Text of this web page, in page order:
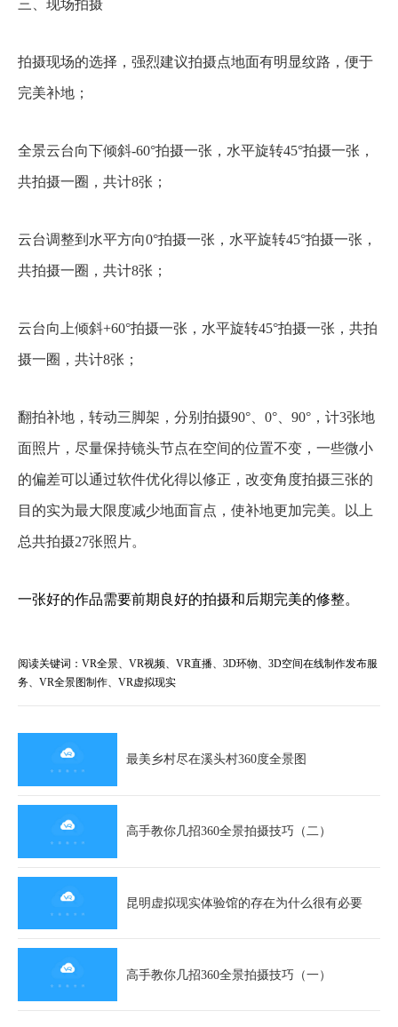
三、现场拍摄
拍摄现场的选择，强烈建议拍摄点地面有明显纹路，便于
完美补地；
全景云台向下倾斜-60°拍摄一张，水平旋转45°拍摄一张，
共拍摄一圈，共计8张；
云台调整到水平方向0°拍摄一张，水平旋转45°拍摄一张，
共拍摄一圈，共计8张；
云台向上倾斜+60°拍摄一张，水平旋转45°拍摄一张，共拍
摄一圈，共计8张；
翻拍补地，转动三脚架，分别拍摄90°、0°、90°，计3张地
面照片，尽量保持镜头节点在空间的位置不变，一些微小
的偏差可以通过软件优化得以修正，改变角度拍摄三张的
目的实为最大限度减少地面盲点，使补地更加完美。以上
总共拍摄27张照片。
一张好的作品需要前期良好的拍摄和后期完美的修整。
阅读关键词：VR全景、VR视频、VR直播、3D环物、3D空间在线制作发布服
务、VR全景图制作、VR虚拟现实
最美乡村尽在溪头村360度全景图
高手教你几招360全景拍摄技巧（二）
昆明虚拟现实体验馆的存在为什么很有必要
高手教你几招360全景拍摄技巧（一）